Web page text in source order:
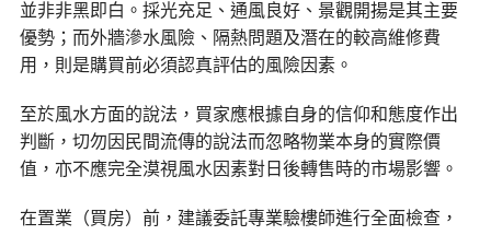
並非非黑即白。採光充足、通風良好、景觀開揚是其主要
優勢；而外牆滲水風險、隔熱問題及潛在的較高維修費
用，則是購買前必須認真評估的風險因素。
至於風水方面的說法，買家應根據自身的信仰和態度作出
判斷，切勿因民間流傳的說法而忽略物業本身的實際價
值，亦不應完全漠視風水因素對日後轉售時的市場影響。
在置業（買房）前，建議委託專業驗樓師進行全面檢查，